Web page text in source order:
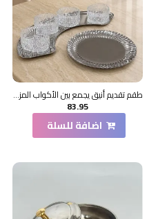
طقم تقديم أنيق يجمع بين الأكواب المزخرفة والصواني
83.95
اضافة للسلة